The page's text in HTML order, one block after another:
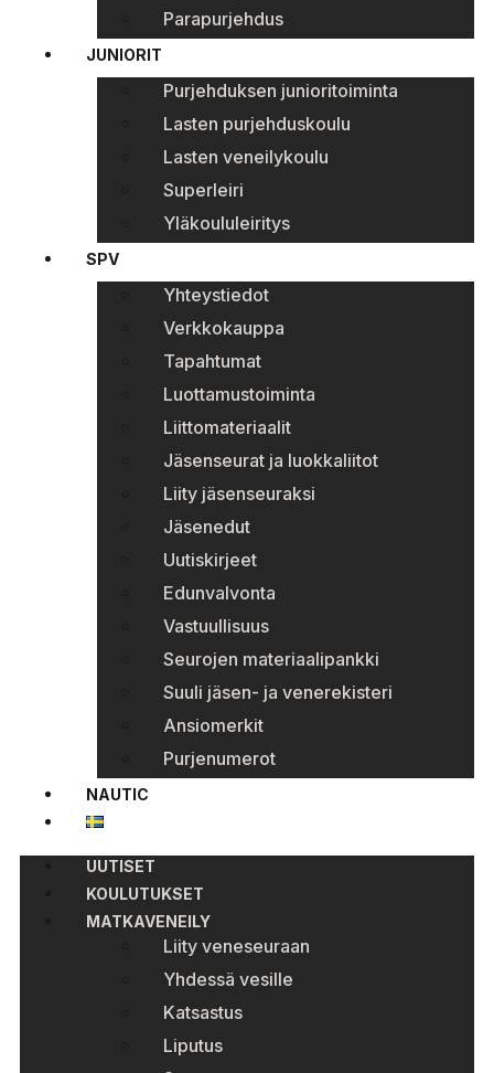
Parapurjehdus
JUNIORIT
Purjehduksen junioritoiminta
Lasten purjehduskoulu
Lasten veneilykoulu
Superleiri
Yläkoululeiritys
SPV
Yhteystiedot
Verkkokauppa
Tapahtumat
Luottamustoiminta
Liittomateriaalit
Jäsenseurat ja luokkaliitot
Liity jäsenseuraksi
Jäsenedut
Uutiskirjeet
Edunvalvonta
Vastuullisuus
Seurojen materiaalipankki
Suuli jäsen- ja venerekisteri
Ansiomerkit
Purjenumerot
NAUTIC
UUTISET
KOULUTUKSET
MATKAVENEILY
Liity veneseuraan
Yhdessä vesille
Katsastus
Liputus